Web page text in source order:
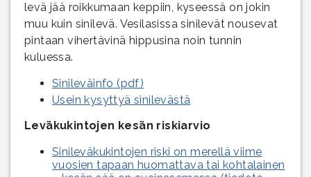
levä jää roikkumaan keppiin, kyseessä on jokin
muu kuin sinilevä. Vesilasissa sinilevät nousevat
pintaan vihertävinä hippusina noin tunnin
kuluessa.
Sinileväinfo (pdf)
Usein kysyttyä sinilevästä
Leväkukintojen kesän riskiarvio
Sinileväkukintojen riski on merellä viime
vuosien tapaan huomattava tai kohtalainen